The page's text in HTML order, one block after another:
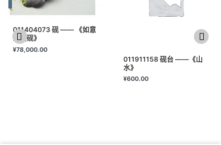
011404073 砚 —— 《如意
宝盒砚》
¥78,000.00
011911158 砚台 ——《山
水》
¥600.00